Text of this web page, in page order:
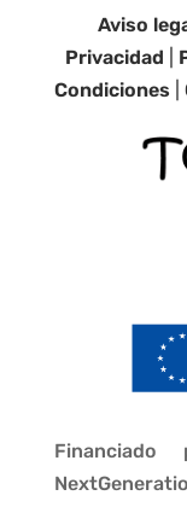
Aviso
Privacidad
Condiciones |